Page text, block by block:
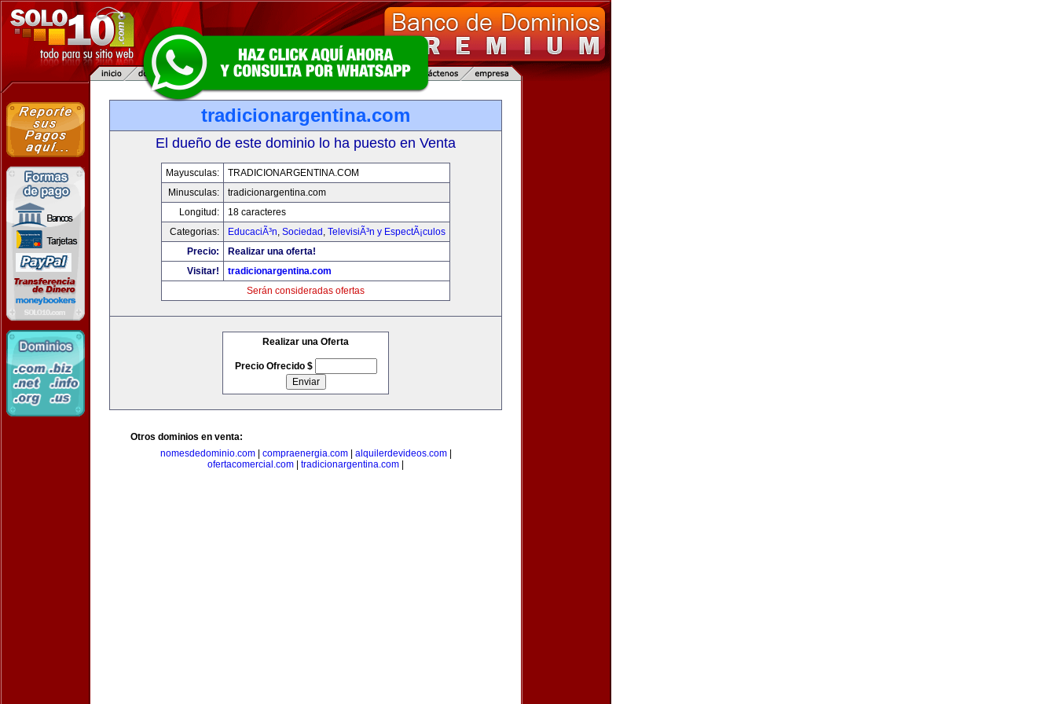
tradicionargentina.com
El dueño de este dominio lo ha puesto en Venta
Mayusculas:
TRADICIONARGENTINA.COM
Minusculas:
tradicionargentina.com
Longitud:
18 caracteres
Categorias:
EducaciÃ³n, Sociedad , TelevisiÃ³n y EspectÃ¡culos
Precio:
Realizar una oferta!
Visitar!
tradicionargentina.com
Serán consideradas ofertas
Realizar una Oferta
Precio Ofrecido $
Otros dominios en venta:
nomesdedominio.com| compraenergia.com| alquilerdevideos.com|
ofertacomercial.com
tradicionargentina.com